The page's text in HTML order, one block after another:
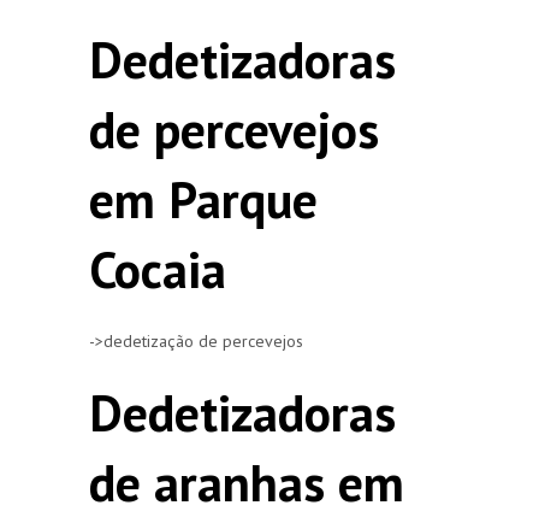
Dedetizadoras
de percevejos
em Parque
Cocaia
->dedetização de percevejos
Dedetizadoras
de aranhas em